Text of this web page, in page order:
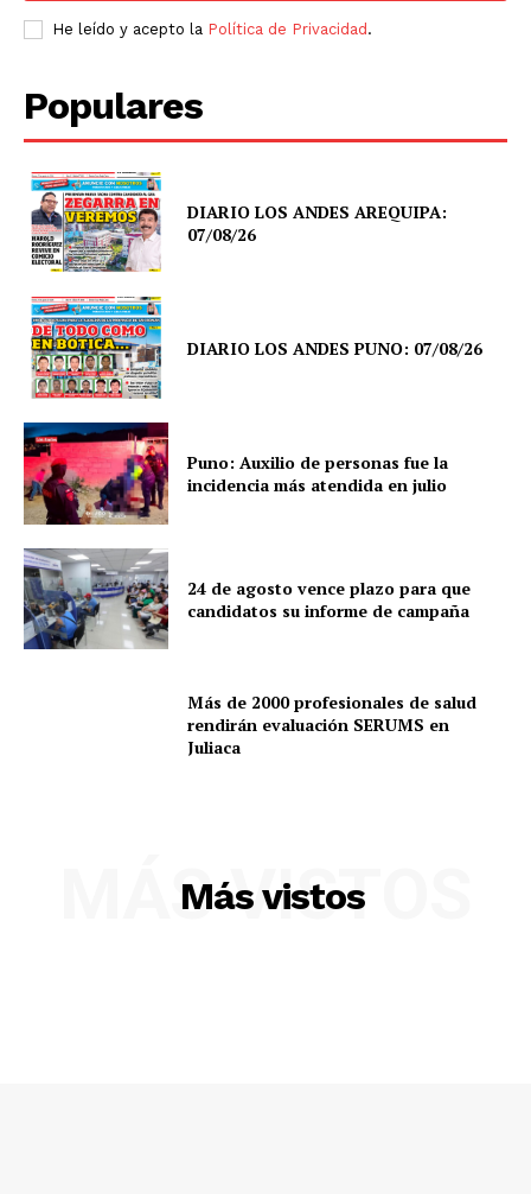
Diario los Andes
He leído y acepto la Política de Privacidad.
Populares
DIARIO LOS ANDES AREQUIPA:
07/08/26
DIARIO LOS ANDES PUNO: 07/08/26
Puno: Auxilio de personas fue la
incidencia más atendida en julio
24 de agosto vence plazo para que
candidatos su informe de campaña
Más de 2000 profesionales de salud
rendirán evaluación SERUMS en
Juliaca
Más vistos
MÁS VISTOS